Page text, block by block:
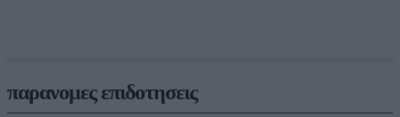
παρανομες επιδοτησεις